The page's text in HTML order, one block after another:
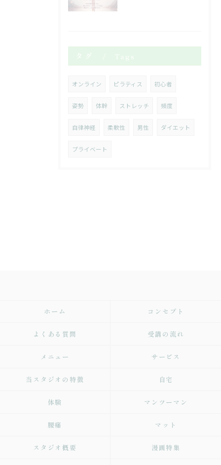
タグ Tags
オンライン ピラティス 初心者
姿勢 体幹 ストレッチ 頻度
自律神経 柔軟性 男性 ダイエット
プライベート
ホーム コンセプト
よくある質問 受講の流れ
メニュー サービス
当スタジオの特徴 自宅
体験 マンツーマン
腰痛 マット
スタジオ概要 漫画特集